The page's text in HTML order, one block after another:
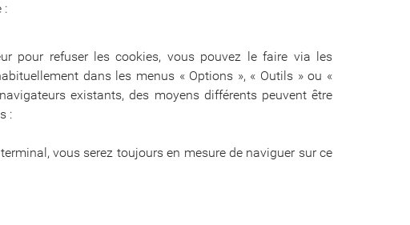
:
pour refuser les cookies, vous pouvez le faire via les
dans les menus « Options », « Outils » ou «
existants, des moyens différents peuvent être
:
vous serez toujours en mesure de naviguer sur ce